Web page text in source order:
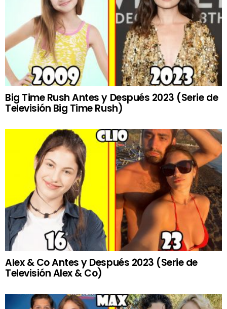
Big Time Rush Antes y Después 2023 (Serie de
Televisión Big Time Rush)
Alex & Co Antes y Después 2023 (Serie de
Televisión Alex & Co)